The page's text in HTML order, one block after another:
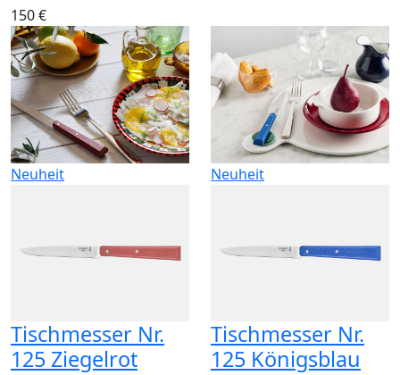
150 €
Neuheit
Tischmesser Nr.
125 Ziegelrot
Neuheit
Tischmesser Nr.
125 Königsblau